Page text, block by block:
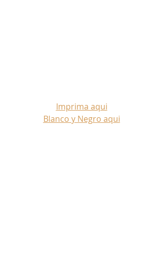
Imprima aqui
Blanco y Negro aqui